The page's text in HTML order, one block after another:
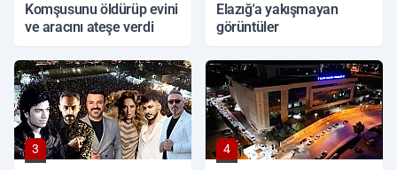
Komşusunu öldürüp evini
ve aracını ateşe verdi
Elazığ'a yakışmayan
görüntüler
3 4